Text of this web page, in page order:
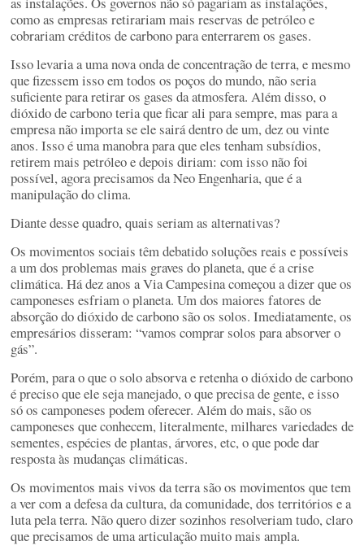
como as empresas retirariam mais reservas de petróleo e
cobrariam créditos de carbono para enterrarem os gases.
Isso levaria a uma nova onda de concentração de terra, e mesmo
que fizessem isso em todos os poços do mundo, não seria
suficiente para retirar os gases da atmosfera. Além disso, o
dióxido de carbono teria que ficar ali para sempre, mas para a
empresa não importa se ele sairá dentro de um, dez ou vinte
anos. Isso é uma manobra para que eles tenham subsídios,
retirem mais petróleo e depois diriam: com isso não foi
possível, agora precisamos da Neo Engenharia, que é a
manipulação do clima.
Diante desse quadro, quais seriam as alternativas?
Os movimentos sociais têm debatido soluções reais e possíveis
a um dos problemas mais graves do planeta, que é a crise
climática. Há dez anos a Via Campesina começou a dizer que os
camponeses esfriam o planeta. Um dos maiores fatores de
absorção do dióxido de carbono são os solos. Imediatamente, os
empresários disseram: “vamos comprar solos para absorver o
gás”.
Porém, para o que o solo absorva e retenha o dióxido de carbono
é preciso que ele seja manejado, o que precisa de gente, e isso
só os camponeses podem oferecer. Além do mais, são os
camponeses que conhecem, literalmente, milhares variedades de
sementes, espécies de plantas, árvores, etc, o que pode dar
resposta às mudanças climáticas.
Os movimentos mais vivos da terra são os movimentos que tem
a ver com a defesa da cultura, da comunidade, dos territórios e a
luta pela terra. Não quero dizer sozinhos resolveriam tudo, claro
que precisamos de uma articulação muito mais ampla.